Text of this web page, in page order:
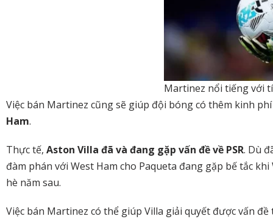
Martinez nổi tiếng với
Việc bán Martinez cũng sẽ giúp đội bóng có thêm kinh
Ham.
Thực tế, Aston Villa đã và đang gặp vấn đề về PSR. Dù
đàm phán với West Ham cho Paqueta đang gặp bế tắc
hè năm sau.
Việc bán Martinez có thể giúp Villa giải quyết được vấn